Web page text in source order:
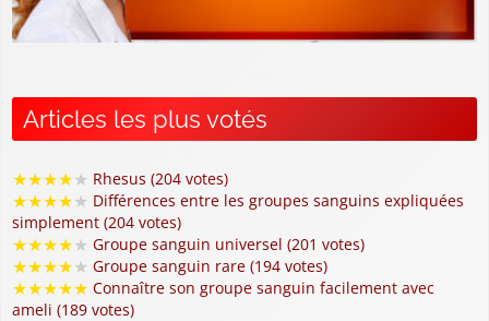
Articles les plus votés
★★★★★ Rhesus (204 votes)
★★★★★ Différences entre les groupes sanguins expliquées
simplement (204 votes)
★★★★★ Groupe sanguin universel (201 votes)
★★★★★ Groupe sanguin rare (194 votes)
★★★★★ Connaître son groupe sanguin facilement avec
ameli (189 votes)